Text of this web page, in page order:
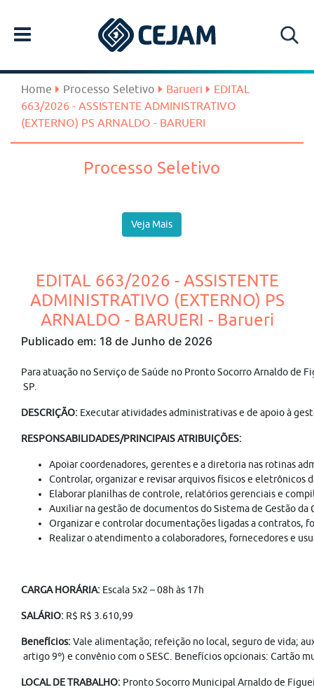
Home Processo Seletivo Barueri
EDITAL
663/2026 - ASSISTENTE ADMINISTRATIVO
(EXTERNO) PS ARNALDO - BARUERI
Processo Seletivo
Veja Mais
EDITAL 663/2026 - ASSISTENTE
ADMINISTRATIVO (EXTERNO) PS
ARNALDO - BARUERI - Barueri
Publicado em: 18 de Junho de 2026
Para atuação no Serviço de Saúde no Pronto Socorro Arnaldo de
SP.
DESCRIÇÃO: Executar atividades administrativas e de apoio à
RESPONSABILIDADES/PRINCIPAIS ATRIBUIÇÕES:
Apoiar coordenadores, gerentes e a diretoria nas rotinas
Controlar, organizar e revisar arquivos físicos e
Elaborar planilhas de controle, relatórios gerenciais e
Auxiliar na gestão de documentos do Sistema de Gestão
Organizar e controlar documentações ligadas a contratos,
Realizar o atendimento a colaboradores, fornecedores e
CARGA HORÁRIA: Escala 5x2 – 08h às 17h
SALÁRIO: R$ R$ 3.610,99
Benefícios:Vale alimentação; refeição no local, seguro de vida;
artigo 9º) e convênio com o SESC. Benefícios opcionais: Cartão
LOCAL DE TRABALHO: Pronto Socorro Municipal Arnaldo de